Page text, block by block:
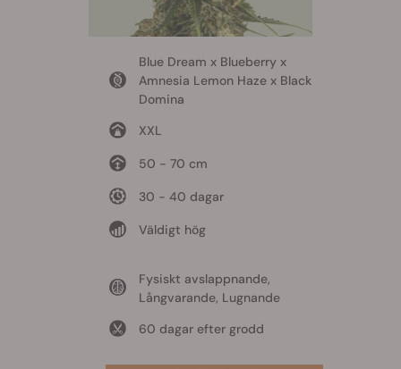
Blue Dream x Blueberry x
Amnesia Lemon Haze x Black
Domina
XXL
50 - 70 cm
30 - 40 dagar
Väldigt hög
Fysiskt avslappnande,
Långvarande, Lugnande
60 dagar efter grodd